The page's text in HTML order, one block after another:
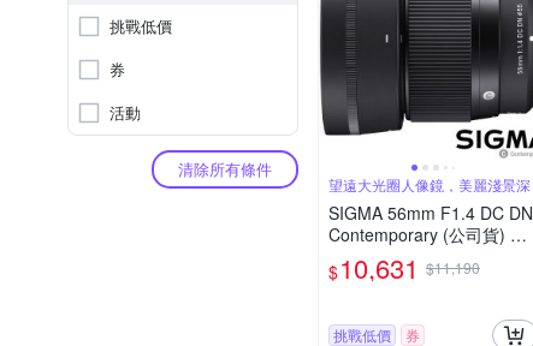
挑戰低價
券
活動
清除所有條件
望遠大光圈人像鏡，美麗淺景深
SIGMA 56mm F1.4 DC DN
Contemporary (公司貨) 望
遠大光圈定焦鏡頭 人像鏡 A
PS-C 無反微單眼專用鏡頭
$10,631 $11,190
挑戰低價 券